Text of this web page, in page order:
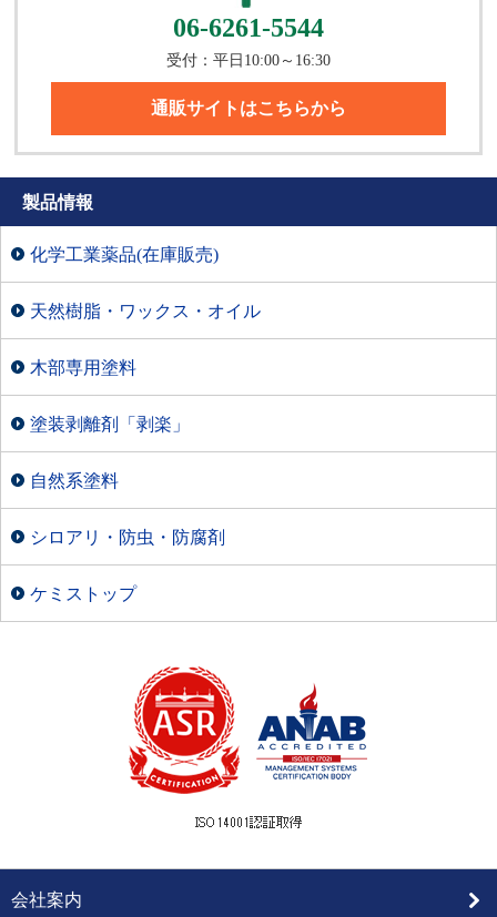
06-6261-5544
受付：平日10:00～16:30
通販サイトはこちらから
製品情報
化学工業薬品(在庫販売)
天然樹脂・ワックス・オイル
木部専用塗料
塗装剥離剤「剥楽」
自然系塗料
シロアリ・防虫・防腐剤
ケミストップ
会社案内